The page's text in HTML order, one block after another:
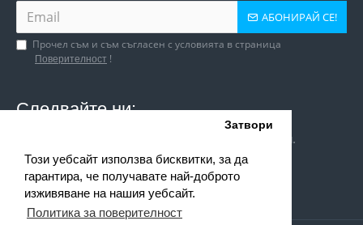
Този уебсайт използва бисквитки, за да
гарантира, че получавате най-доброто
изживяване на нашия уебсайт.
Политика за поверителност
Затвори
АБОНИРАЙ СЕ!
Прочел съм и съм съгласен с условията в страница
Поверителност !
Следвайте ни:
Следи ни и в социалните мрежи за игри и оферти.